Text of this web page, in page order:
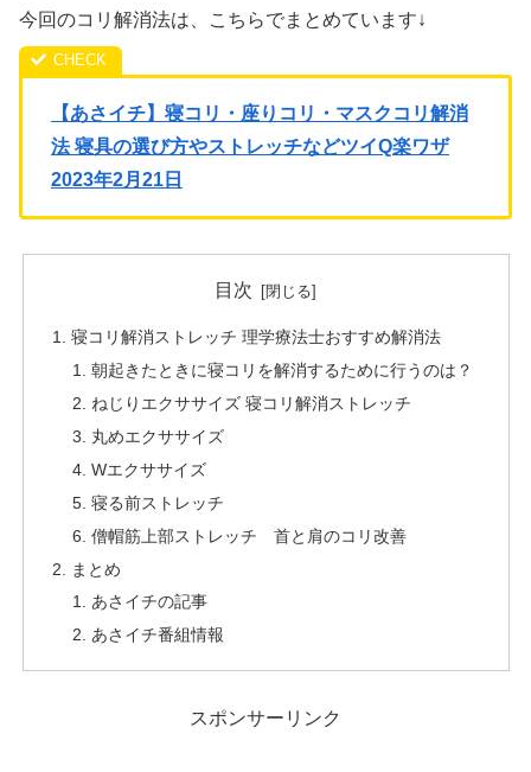
今回のコリ解消法は、こちらでまとめています↓
【あさイチ】寝コリ・座りコリ・マスクコリ解消
法 寝具の選び方やストレッチなどツイQ楽ワザ
2023年2月21日
目次
寝コリ解消ストレッチ 理学療法士おすすめ解消法
朝起きたときに寝コリを解消するために行うのは？
ねじりエクササイズ 寝コリ解消ストレッチ
丸めエクササイズ
Wエクササイズ
寝る前ストレッチ
僧帽筋上部ストレッチ 首と肩のコリ改善
まとめ
あさイチの記事
あさイチ番組情報
スポンサーリンク